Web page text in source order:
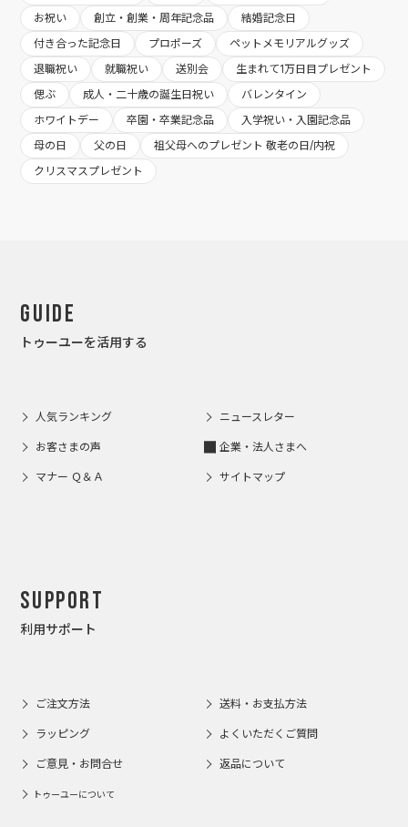
お祝い
創立・創業・周年記念品
結婚記念日
付き合った記念日
プロポーズ
ペットメモリアルグッズ
退職祝い
就職祝い 送別会
生まれて1万日目プレゼント
偲ぶ
成人・二十歳の誕生日祝い
バレンタイン
ホワイトデー
卒園・卒業記念品
入学祝い・入園記念品
母の日
父の日
祖父母へのプレゼント 敬老の日/内祝
クリスマスプレゼント
Guide
トゥーユーを活用する
人気ランキング ニュースレター
お客さまの声 企業・法人さまへ
マナー Ｑ＆Ａ サイトマップ
Support
利用サポート
ご注文方法 送料・お支払方法
ラッピング よくいただくご質問
ご意見・お問合せ 返品について
トゥーユーについて